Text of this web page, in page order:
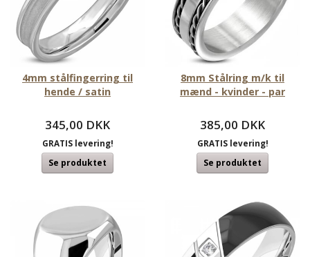
4mm stålfingerring til
hende / satin
345,00 DKK
GRATIS levering!
Se produktet
8mm Stålring m/k til
mænd - kvinder - par
385,00 DKK
GRATIS levering!
Se produktet